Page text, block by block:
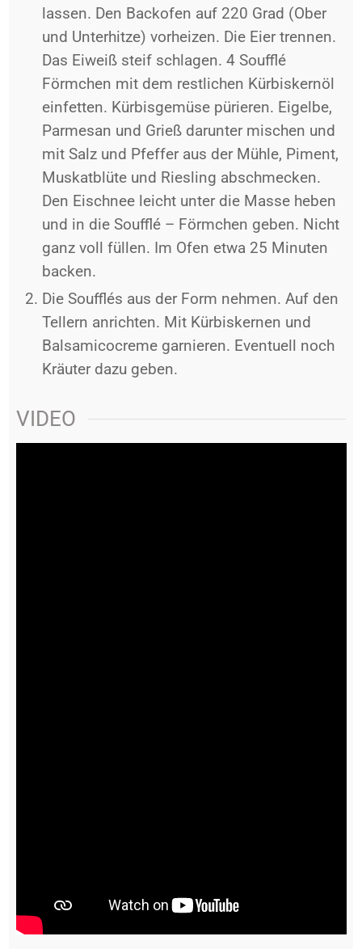
lassen. Den Backofen auf 220 Grad (Ober
und Unterhitze) vorheizen. Die Eier trennen.
Das Eiweiß steif schlagen. 4 Soufflé
Förmchen mit dem restlichen Kürbiskernöl
einfetten. Kürbisgemüse pürieren. Eigelbe,
Parmesan und Grieß darunter mischen und
mit Salz und Pfeffer aus der Mühle, Piment,
Muskatblüte und Riesling abschmecken.
Den Eischnee leicht unter die Masse heben
und in die Soufflé – Förmchen geben. Nicht
ganz voll füllen. Im Ofen etwa 25 Minuten
backen.
Die Soufflés aus der Form nehmen. Auf den
Tellern anrichten. Mit Kürbiskernen und
Balsamicocreme garnieren. Eventuell noch
Kräuter dazu geben.
VIDEO